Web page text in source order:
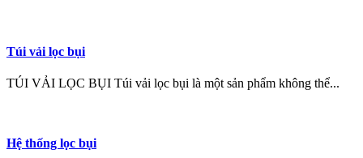
Túi vải lọc bụi
TÚI VẢI LỌC BỤI Túi vải lọc bụi là một sản phẩm không thể...
Hệ thống lọc bụi